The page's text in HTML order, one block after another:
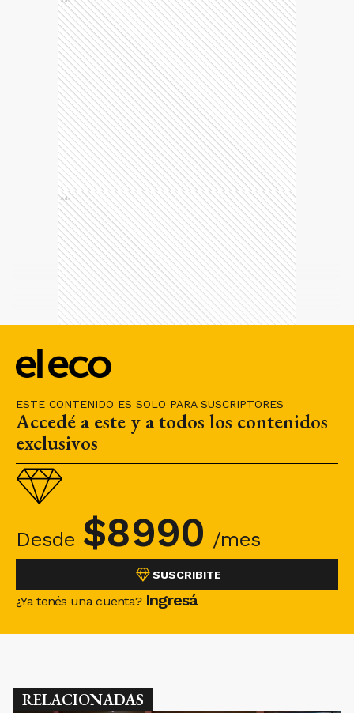
ESTE CONTENIDO ES SOLO PARA SUSCRIPTORES
Accedé a este y a todos los contenidos
exclusivos
Desde$8990/mes
SUSCRIBITE
Ads
RELACIONADAS